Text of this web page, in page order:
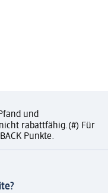
und
rabattfähig.(#) Für
Punkte.